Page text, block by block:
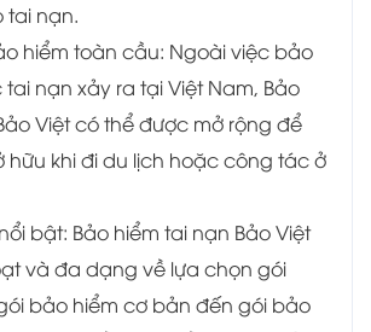
tai nạn.
hiểm toàn cầu: Ngoài việc bảo
nạn xảy ra tại Việt Nam, Bảo
Việt có thể được mở rộng để
hữu khi đi du lịch hoặc công tác ở
bật: Bảo hiểm tai nạn Bảo Việt
và đa dạng về lựa chọn gói
bảo hiểm cơ bản đến gói bảo